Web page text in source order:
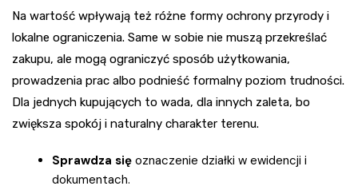
Na wartość wpływają też różne formy ochrony przyrody i
lokalne ograniczenia. Same w sobie nie muszą przekreślać
zakupu, ale mogą ograniczyć sposób użytkowania,
prowadzenia prac albo podnieść formalny poziom trudności.
Dla jednych kupujących to wada, dla innych zaleta, bo
zwiększa spokój i naturalny charakter terenu.
Sprawdza się oznaczenie działki w ewidencji i
dokumentach.